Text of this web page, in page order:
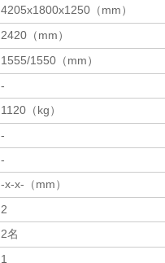
4205x1800x1250（mm）
2420（mm）
1555/1550（mm）
-
1120（kg）
-
-
-x-x-（mm）
2
2名
1